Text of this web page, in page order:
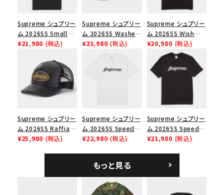
並び順
円 ～
円
絞り込んで検索する
Supreme シュプリー
ム 2026SS Small
Box Tee スモールボ
¥21,980 (税込)
Supreme シュプリー
ム 2026SS Washed
Chino Twill Camp
ップ ブラック
¥23,980 (税込)
Supreme シュプリー
ム 2026SS Wish
Tee ウィッシュTシ
ャツ ブラック
¥20,980 (税込)
Supreme シュプリー
ム 2026SS Raffia
Mesh Back 5-Panel
¥25,980 (税込)
Supreme シュプリー
ム 2026SS Speed
Tee スピードTシャツ
¥22,980 (税込)
Supreme シュプリー
ム 2026SS Speed
Tee スピードTシャツ
¥21,980 (税込)
もっと見る